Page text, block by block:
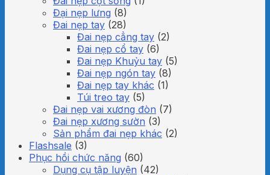
Đại nẹp lưng (8)
Đai nẹp tay (28)
Đai nẹp cẳng tay (2)
Đai nẹp cổ tay (6)
Đai nẹp Khuỷu tay (5)
Đai nẹp ngón tay (8)
Đai nẹp tay khác (1)
Túi treo tay (5)
Đai nẹp vai xương đòn (7)
Đai nẹp xương sườn (3)
Sản phẩm đai nẹp khác (2)
Flashsale (3)
Phục hồi chức năng (60)
Dụng cụ tập luyện (42)